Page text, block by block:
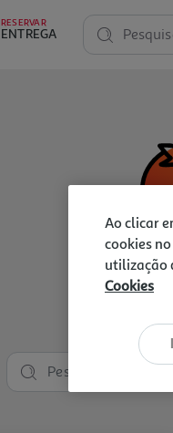
RESERVAR
ENTREGA
Ao clicar
cookies
utilização
Cookies